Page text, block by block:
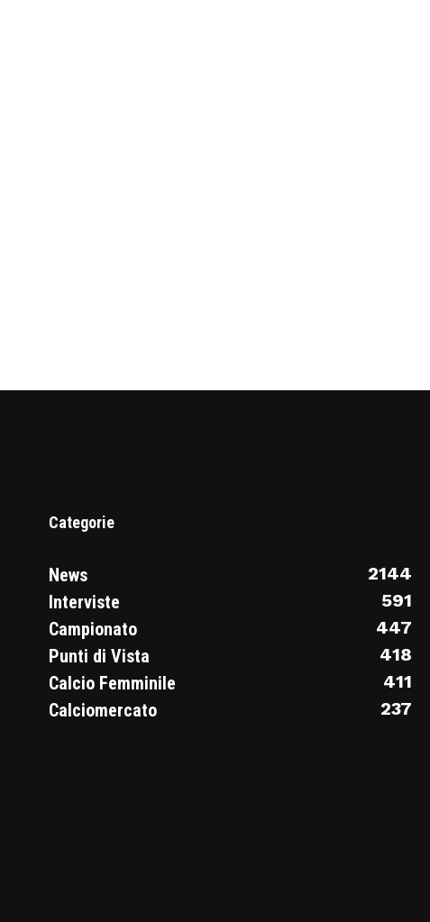
Categorie
News
2144
Interviste
591
Campionato
447
Punti di Vista
418
Calcio Femminile
411
Calciomercato
237